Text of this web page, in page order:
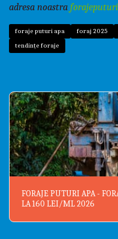
adresa noastra
foraje puturi apa foraj 2025
tendințe foraje
FORAJE PUTURI APA -
LA 160 LEI/ML 2026